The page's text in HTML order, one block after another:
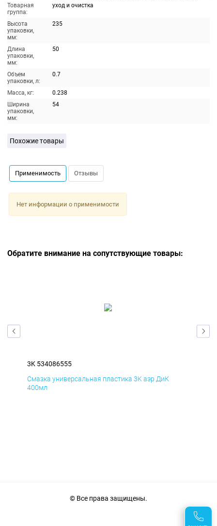
Товарная
группа:
уход и очистка
Высота
упаковки,
мм:
235
Длина
упаковки,
мм:
50
Объем
упаковки, л:
0.7
Масса, кг:
0.238
Ширина
упаковки,
мм:
54
Похожие товары
Применимость Отзывы
Нет информации о применимости
Обратите внимание на сопутствующие товары:
3K 534086555
Смазка универсальная пластика 3K аэр ДиК
400мл
© Все права защищены.